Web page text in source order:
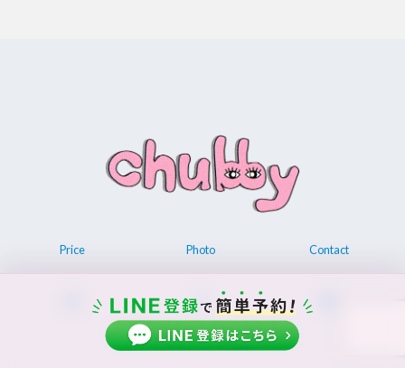
Price Photo Contact
© 2026 Permanent make up chubby.